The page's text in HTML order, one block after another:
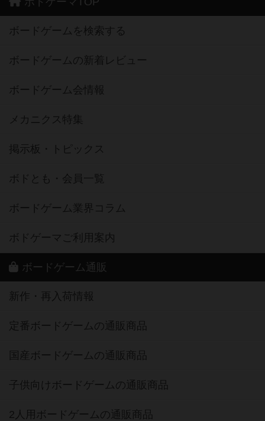
ボードゲームを検索する
ボードゲームの新着レビュー
ボードゲーム会情報
メカニクス特集
掲示板・トピックス
ボドとも・会員一覧
ボードゲーム業界コラム
ボドゲーマご利用案内
ボードゲーム通販
新作・再入荷情報
定番ボードゲームの通販商品
国産ボードゲームの通販商品
子供向けボードゲームの通販商品
2人用ボードゲームの通販商品